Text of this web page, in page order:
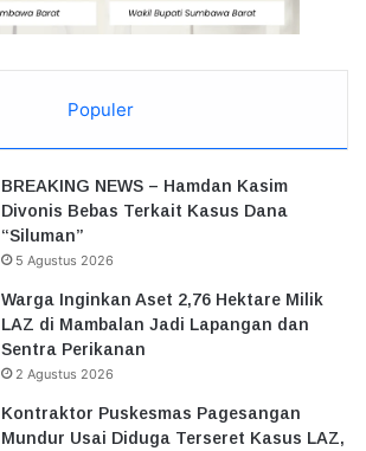
Populer
BREAKING NEWS – Hamdan Kasim
Divonis Bebas Terkait Kasus Dana
“Siluman”
5 Agustus 2026
Warga Inginkan Aset 2,76 Hektare Milik
LAZ di Mambalan Jadi Lapangan dan
Sentra Perikanan
2 Agustus 2026
Kontraktor Puskesmas Pagesangan
Mundur Usai Diduga Terseret Kasus LAZ,